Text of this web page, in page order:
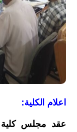
اعلام الكلية:
عقد مجلس كلية